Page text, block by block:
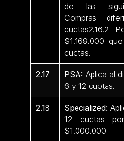
de las
Compras
cuotas2.16.2
$1.169.000
cuotas.
2.17 PSA: Aplica al
6 y 12 cuotas.
2.18 Specialized:
12 cuotas
$1.000.000